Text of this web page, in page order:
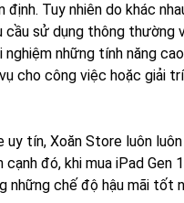
Tuy nhiên do khác
cầu sử dụng thông
những tính năng
cho công việc hoặc giải
tín, Xoăn Store luôn
đó, khi mua iPad Gen
những chế độ hậu mãi tốt